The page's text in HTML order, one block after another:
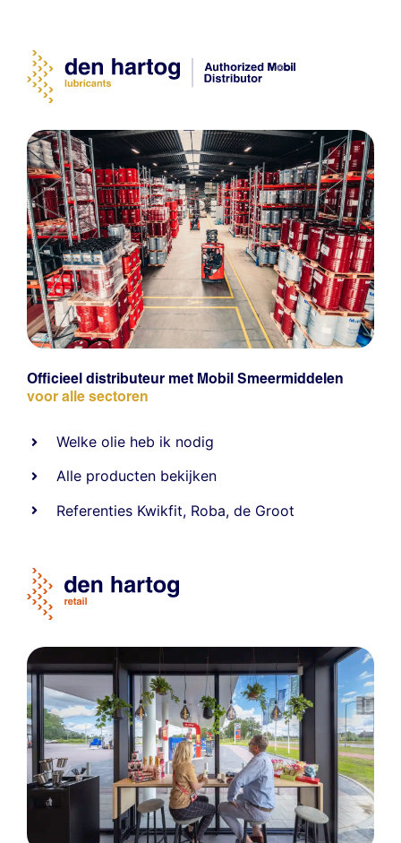
Officieel distributeur met Mobil Smeermiddelen
voor alle sectoren
Welke olie heb ik nodig
Alle producten bekijken
Referenties Kwikfit, Roba,de Groot